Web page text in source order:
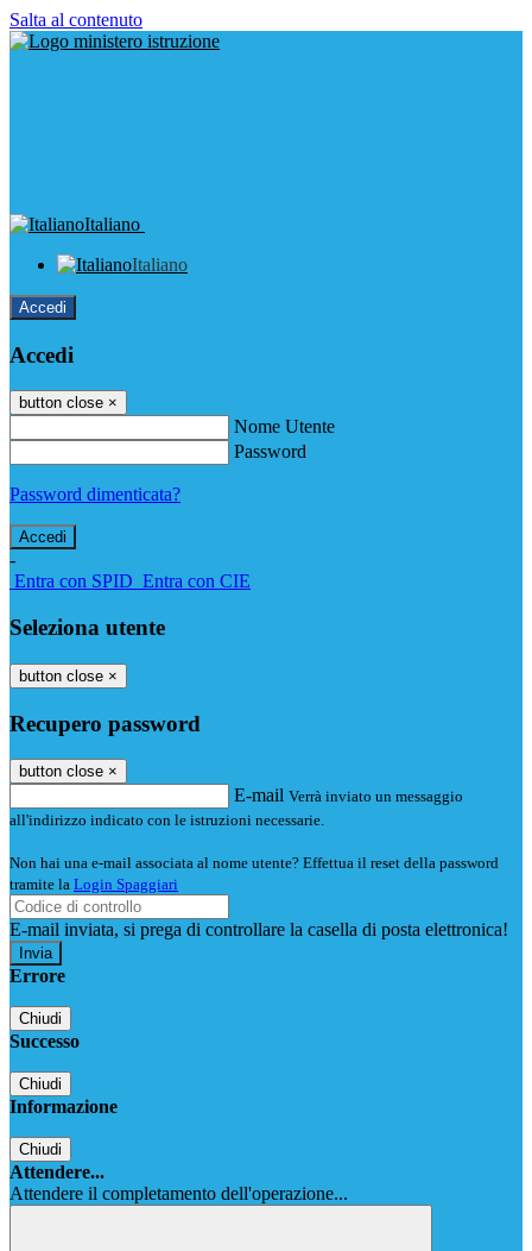
Salta al contenuto
Italiano
Italiano
Accedi
Accedi
button close ×
Nome Utente
Password
Password dimenticata?
-
Entra con SPID Entra con CIE
Seleziona utente
button close ×
Recupero password
button close ×
E-mail Verrà inviato un messaggio
all'indirizzo indicato con le istruzioni necessarie.
Non hai una e-mail associata al nome utente? Effettua il reset della password
tramite la Login Spaggiari
E-mail inviata, si prega di controllare la casella di posta elettronica!
Errore
Chiudi
Successo
Chiudi
Informazione
Chiudi
Attendere...
Attendere il completamento dell'operazione...